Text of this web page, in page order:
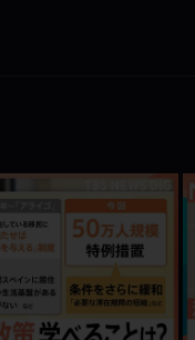
Powered by JNN
万人受け入れ【Nスタ】